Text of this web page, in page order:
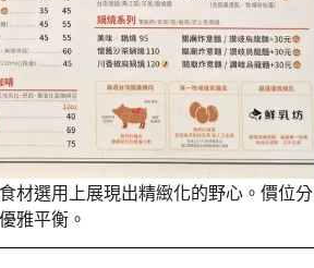
材選用上展現出精緻化的野心。價位分
雅平衡。